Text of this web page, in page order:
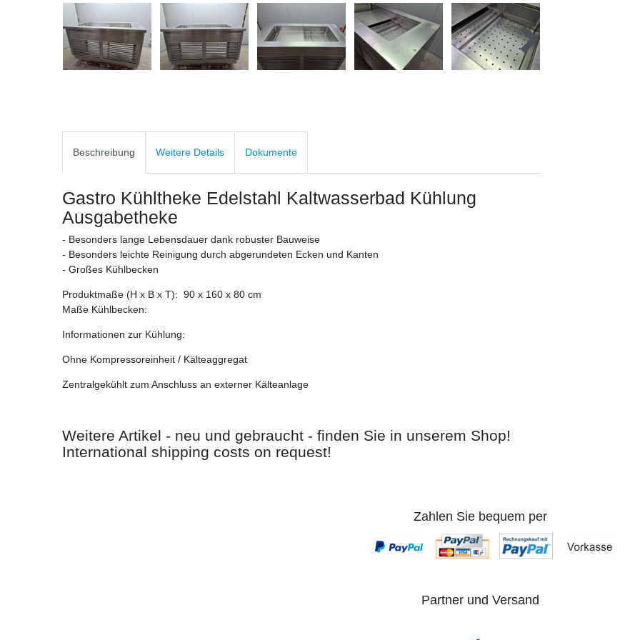
Beschreibung Weitere Details Dokumente
Gastro Kühltheke Edelstahl Kaltwasserbad Kühlung
Ausgabetheke
- Besonders lange Lebensdauer dank robuster Bauweise
- Besonders leichte Reinigung durch abgerundeten Ecken und Kanten
- Großes Kühlbecken
Produktmaße (H x B x T): 90 x 160 x 80 cm
Maße Kühlbecken:
Informationen zur Kühlung:
Ohne Kompressoreinheit / Kälteaggregat
Zentralgekühlt zum Anschluss an externer Kälteanlage
Weitere Artikel - neu und gebraucht - finden Sie in unserem Shop!
International shipping costs on request!
Zahlen Sie bequem per
Partner und Versand